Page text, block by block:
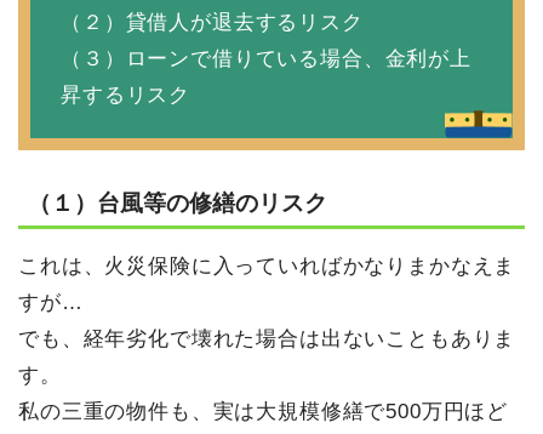
（２）貸借人が退去するリスク
（３）ローンで借りている場合、金利が上
昇するリスク
（１）台風等の修繕のリスク
これは、火災保険に入っていればかなりまかなえま
すが…
でも、経年劣化で壊れた場合は出ないこともありま
す。
私の三重の物件も、実は大規模修繕で500万円ほど